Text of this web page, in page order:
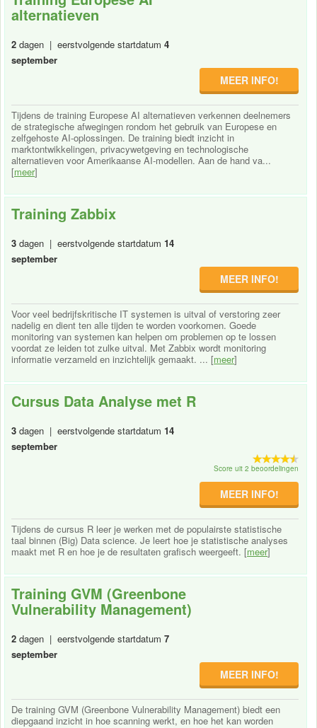
alternatieven
2 dagen | eerstvolgende startdatum 4
september
MEER INFO!
Tijdens de training Europese AI alternatieven verkennen deelnemers
de strategische afwegingen rondom het gebruik van Europese en
zelfgehoste AI-oplossingen. De training biedt inzicht in
marktontwikkelingen, privacywetgeving en technologische
alternatieven voor Amerikaanse AI-modellen. Aan de hand va...
[meer]
Training Zabbix
3 dagen | eerstvolgende startdatum 14
september
MEER INFO!
Voor veel bedrijfskritische IT systemen is uitval of verstoring zeer
nadelig en dient ten alle tijden te worden voorkomen. Goede
monitoring van systemen kan helpen om problemen op te lossen
voordat ze leiden tot zulke uitval. Met Zabbix wordt monitoring
informatie verzameld en inzichtelijk gemaakt. ... [meer]
Cursus Data Analyse met R
3 dagen | eerstvolgende startdatum 14
september
Score uit 2 beoordelingen
MEER INFO!
Tijdens de cursus R leer je werken met de populairste statistische
taal binnen (Big) Data science. Je leert hoe je statistische analyses
maakt met R en hoe je de resultaten grafisch weergeeft. [meer]
Training GVM (Greenbone
Vulnerability Management)
2 dagen | eerstvolgende startdatum 7
september
MEER INFO!
De training GVM (Greenbone Vulnerability Management) biedt een
diepgaand inzicht in hoe scanning werkt, en hoe het kan worden